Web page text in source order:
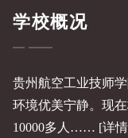
学校概况
贵州航空工业技师
环境优美宁静。现
10000多人…… [详